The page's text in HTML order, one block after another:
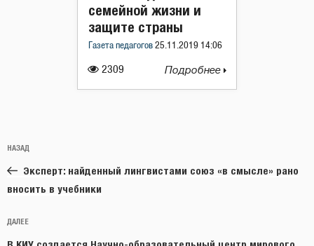
2309
семейной жизни и
защите страны
Газета педагогов 25.11.2019 14:06
Подробнее
по
записям
Предыдущая
запись:
НАЗАД
Эксперт: найденный лингвистами союз «в смысле» рано
вносить в учебники
Следующая
запись
ДАЛЕЕ